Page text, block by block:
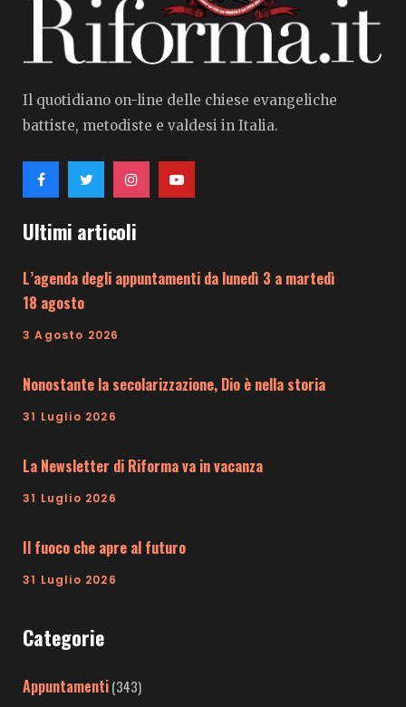
Il quotidiano on-line delle chiese evangeliche
battiste, metodiste e valdesi in Italia.
Ultimi articoli
L’agenda degli appuntamenti da lunedì 3 a martedì
18 agosto
3 Agosto 2026
Nonostante la secolarizzazione, Dio è nella storia
31 Luglio 2026
La Newsletter di Riforma va in vacanza
31 Luglio 2026
Il fuoco che apre al futuro
31 Luglio 2026
Categorie
Appuntamenti(343)